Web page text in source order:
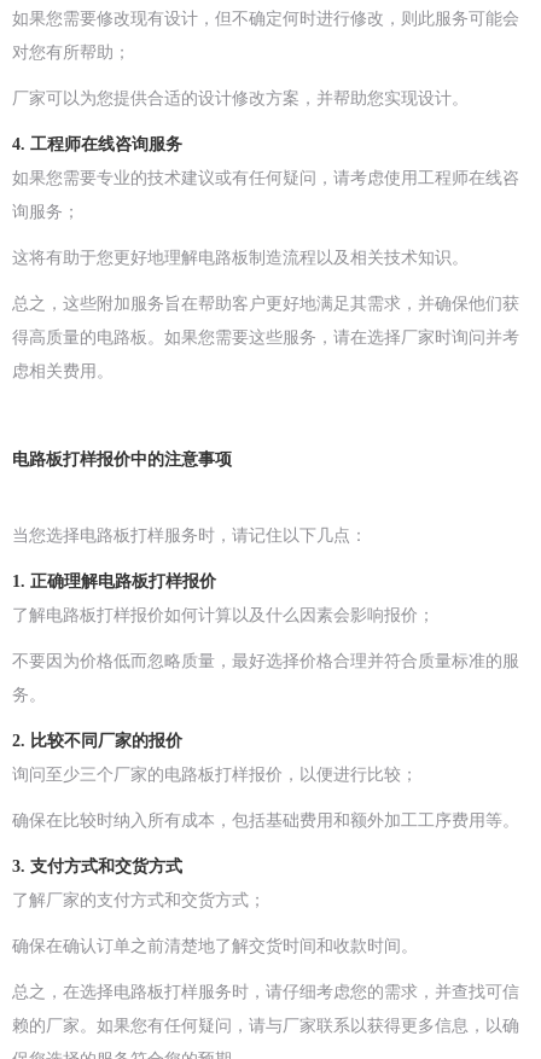
如果您需要修改现有设计，但不确定何时进行修改，则此服务可能会
对您有所帮助；
厂家可以为您提供合适的设计修改方案，并帮助您实现设计。
4. 工程师在线咨询服务
如果您需要专业的技术建议或有任何疑问，请考虑使用工程师在线咨
询服务；
这将有助于您更好地理解电路板制造流程以及相关技术知识。
总之，这些附加服务旨在帮助客户更好地满足其需求，并确保他们获
得高质量的电路板。如果您需要这些服务，请在选择厂家时询问并考
虑相关费用。
电路板打样报价中的注意事项
当您选择电路板打样服务时，请记住以下几点：
1. 正确理解电路板打样报价
了解电路板打样报价如何计算以及什么因素会影响报价；
不要因为价格低而忽略质量，最好选择价格合理并符合质量标准的服
务。
2. 比较不同厂家的报价
询问至少三个厂家的电路板打样报价，以便进行比较；
确保在比较时纳入所有成本，包括基础费用和额外加工工序费用等。
3. 支付方式和交货方式
了解厂家的支付方式和交货方式；
确保在确认订单之前清楚地了解交货时间和收款时间。
总之，在选择电路板打样服务时，请仔细考虑您的需求，并查找可信
赖的厂家。如果您有任何疑问，请与厂家联系以获得更多信息，以确